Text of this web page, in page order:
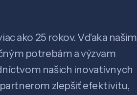
ako 25 rokov. Vďaka našim
potrebám a výzvam
našich inovatívnych
zlepšiť efektivitu,